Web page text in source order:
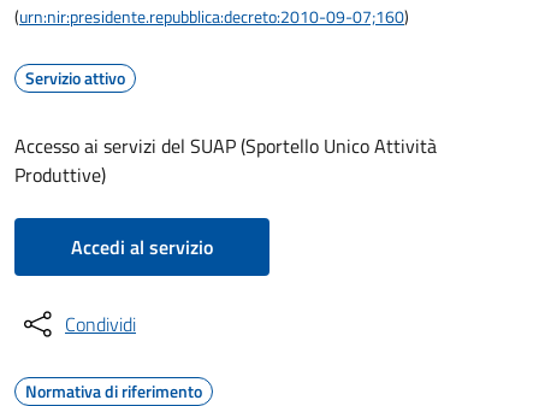
(urn:nir:presidente.repubblica:decreto:2010-09-07;160)
Servizio attivo
Accesso ai servizi del SUAP (Sportello Unico Attività
Produttive)
Accedi al servizio
Condividi
Normativa di riferimento